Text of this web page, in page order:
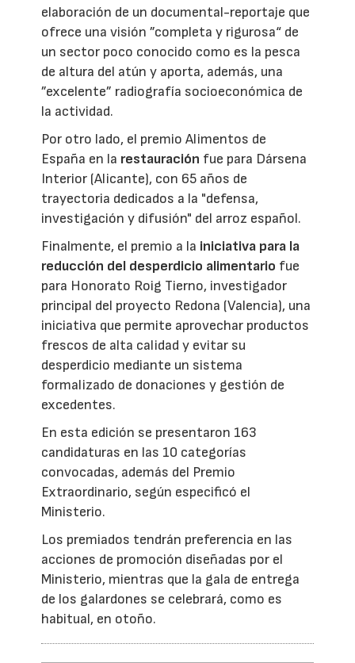
elaboración de un documental-reportaje que
ofrece una visión ”completa y rigurosa“ de
un sector poco conocido como es la pesca
de altura del atún y aporta, además, una
”excelente” radiografía socioeconómica de
la actividad.
Por otro lado, el premio Alimentos de
España en la restauración fue para Dársena
Interior (Alicante), con 65 años de
trayectoria dedicados a la "defensa,
investigación y difusión" del arroz español.
Finalmente, el premio a la iniciativa para la
reducción del desperdicio alimentario fue
para Honorato Roig Tierno, investigador
principal del proyecto Redona (Valencia), una
iniciativa que permite aprovechar productos
frescos de alta calidad y evitar su
desperdicio mediante un sistema
formalizado de donaciones y gestión de
excedentes.
En esta edición se presentaron 163
candidaturas en las 10 categorías
convocadas, además del Premio
Extraordinario, según especificó el
Ministerio.
Los premiados tendrán preferencia en las
acciones de promoción diseñadas por el
Ministerio, mientras que la gala de entrega
de los galardones se celebrará, como es
habitual, en otoño.